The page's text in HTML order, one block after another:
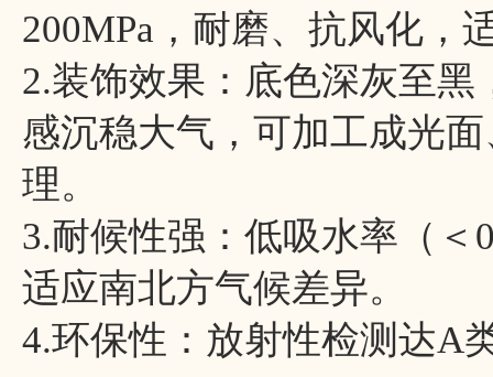
200MPa，耐磨、抗风化，
2.装饰效果：底色深灰至
感沉稳大气，可加工成光
理。
3.耐候性强：低吸水率（＜
适应南北方气候差异。
4.环保性：放射性检测达A